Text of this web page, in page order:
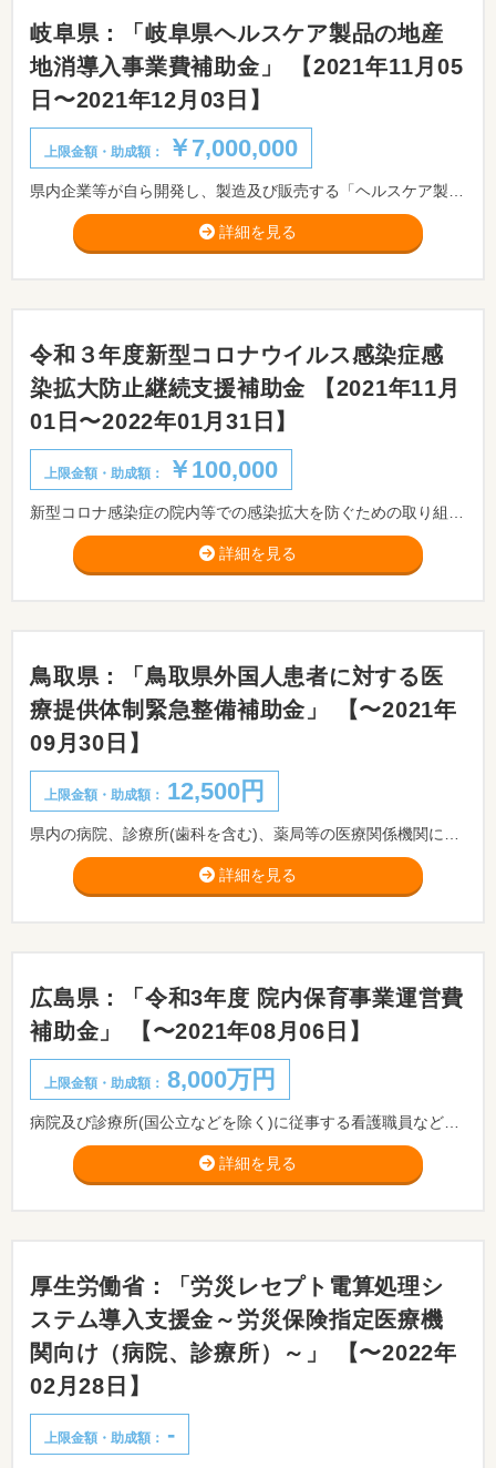
岐阜県：「岐阜県ヘルスケア製品の地産
地消導入事業費補助金」 【2021年11月05
日〜2021年12月03日】
上限金額・助成額： ￥7,000,000
詳細を見る
令和３年度新型コロナウイルス感染症感
染拡大防止継続支援補助金 【2021年11月
01日〜2022年01月31日】
上限金額・助成額： ￥100,000
詳細を見る
鳥取県：「鳥取県外国人患者に対する医
療提供体制緊急整備補助金」 【〜2021年
09月30日】
上限金額・助成額： 12,500円
詳細を見る
広島県：「令和3年度 院内保育事業運営費
補助金」 【〜2021年08月06日】
上限金額・助成額： 8,000万円
詳細を見る
厚生労働省：「労災レセプト電算処理シ
ステム導入支援金～労災保険指定医療機
関向け（病院、診療所）～」 【〜2022年
02月28日】
上限金額・助成額： -